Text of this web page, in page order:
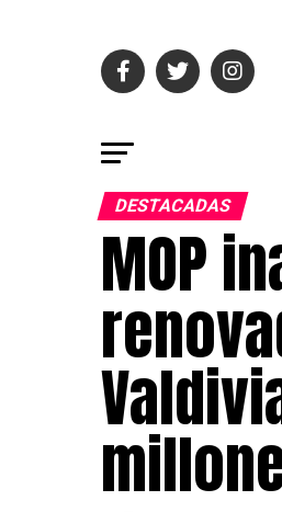
DESTACADAS
MOP